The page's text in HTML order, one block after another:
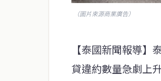
（圖片來源商業廣告）
【泰國新聞報導
貸違約數量急劇上